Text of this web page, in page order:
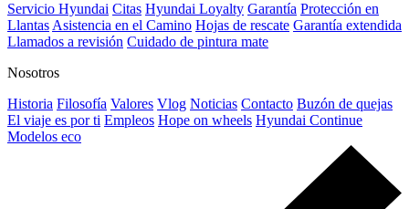
Servicio Hyundai Citas Hyundai Loyalty Garantía Protección en
Llantas Asistencia en el Camino Hojas de rescate Garantía extendida
Llamados a revisión Cuidado de pintura mate⁠
Nosotros
Historia Filosofía Valores Vlog Noticias Contacto Buzón de quejas
El viaje es por ti Empleos Hope on wheels Hyundai Continue
Modelos eco